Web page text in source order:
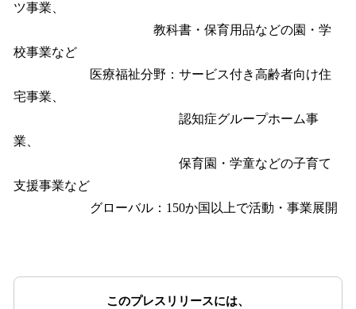
ツ事業、
教科書・保育用品などの園・学
校事業など
医療福祉分野：サービス付き高齢者向け住
宅事業、
認知症グループホーム事
業、
保育園・学童などの子育て
支援事業など
グローバル：150か国以上で活動・事業展開
このプレスリリースには、